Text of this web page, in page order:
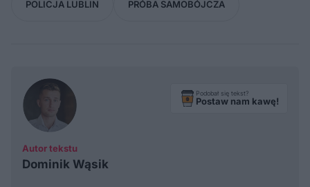
POLICJA LUBLIN PRÓBA SAMOBÓJCZA
Autor tekstu
Dominik Wąsik
Podobał się tekst?
Postaw nam kawę!